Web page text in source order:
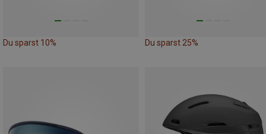
Du sparst 10% Du sparst 25%